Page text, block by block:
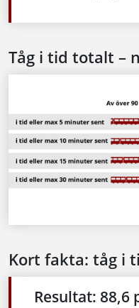
Tåg i tid totalt –
Kort fakta: tåg i
Resultat: 88,6